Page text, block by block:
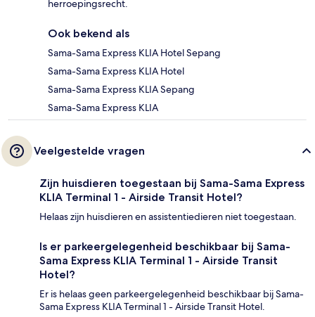
herroepingsrecht.
Ook bekend als
Sama-Sama Express KLIA Hotel Sepang
Sama-Sama Express KLIA Hotel
Sama-Sama Express KLIA Sepang
Sama-Sama Express KLIA
Veelgestelde vragen
Zijn huisdieren toegestaan bij Sama-Sama Express
KLIA Terminal 1 - Airside Transit Hotel?
Helaas zijn huisdieren en assistentiedieren niet toegestaan.
Is er parkeergelegenheid beschikbaar bij Sama-
Sama Express KLIA Terminal 1 - Airside Transit
Hotel?
Er is helaas geen parkeergelegenheid beschikbaar bij Sama-
Sama Express KLIA Terminal 1 - Airside Transit Hotel.